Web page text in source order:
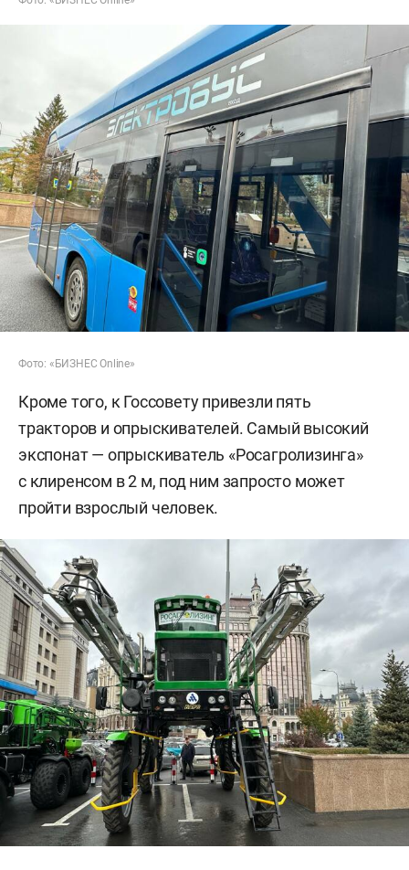
Фото: «БИЗНЕС Online»
Кроме того, к Госсовету привезли пять
тракторов и опрыскивателей. Самый высокий
экспонат — опрыскиватель «Росагролизинга»
с клиренсом в 2 м, под ним запросто может
пройти взрослый человек.